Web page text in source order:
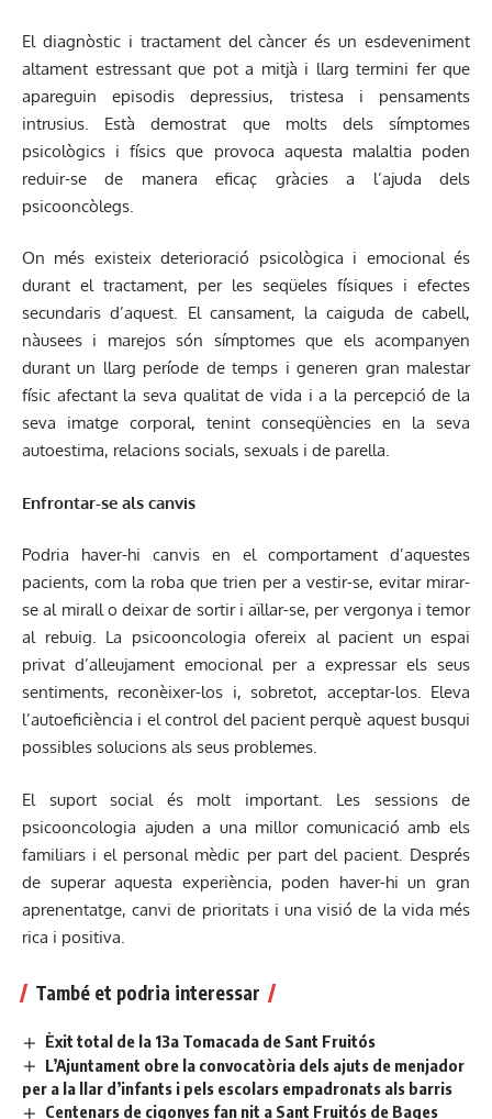
El diagnòstic i tractament del càncer és un esdeveniment
altament estressant que pot a mitjà i llarg termini fer que
apareguin episodis depressius, tristesa i pensaments
intrusius. Està demostrat que molts dels símptomes
psicològics i físics que provoca aquesta malaltia poden
reduir-se de manera eficaç gràcies a l’ajuda dels
psicooncòlegs.
On més existeix deterioració psicològica i emocional és
durant el tractament, per les seqüeles físiques i efectes
secundaris d’aquest. El cansament, la caiguda de cabell,
nàusees i marejos són símptomes que els acompanyen
durant un llarg període de temps i generen gran malestar
físic afectant la seva qualitat de vida i a la percepció de la
seva imatge corporal, tenint conseqüències en la seva
autoestima, relacions socials, sexuals i de parella.
Enfrontar-se als canvis
Podria haver-hi canvis en el comportament d’aquestes
pacients, com la roba que trien per a vestir-se, evitar mirar-
se al mirall o deixar de sortir i aïllar-se, per vergonya i temor
al rebuig. La psicooncologia ofereix al pacient un espai
privat d’alleujament emocional per a expressar els seus
sentiments, reconèixer-los i, sobretot, acceptar-los. Eleva
l’autoeficiència i el control del pacient perquè aquest busqui
possibles solucions als seus problemes.
El suport social és molt important. Les sessions de
psicooncologia ajuden a una millor comunicació amb els
familiars i el personal mèdic per part del pacient. Després
de superar aquesta experiència, poden haver-hi un gran
aprenentatge, canvi de prioritats i una visió de la vida més
rica i positiva.
També et podria interessar
Èxit total de la 13a Tomacada de Sant Fruitós
L’Ajuntament obre la convocatòria dels ajuts de menjador
per a la llar d’infants i pels escolars empadronats als barris
Centenars de cigonyes fan nit a Sant Fruitós de Bages